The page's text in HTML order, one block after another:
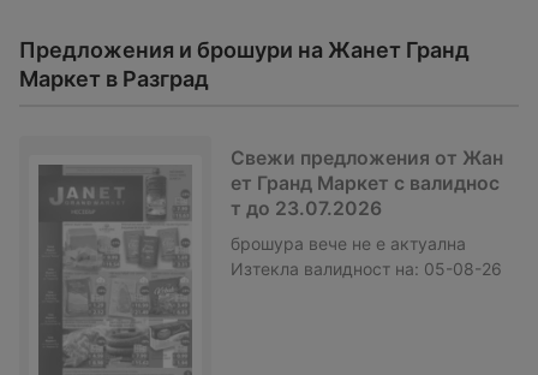
Предложения и брошури на Жанет Гранд
Маркет в Разград
Свежи предложения от Жан
ет Гранд Маркет с валиднос
т до 23.07.2026
брошура вече не е актуална
Изтекла валидност на: 05-08-26